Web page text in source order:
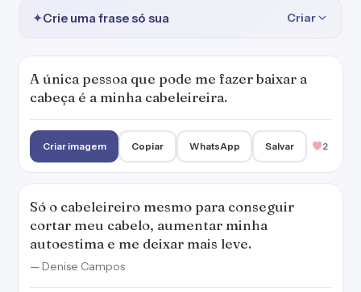
✦Crie uma frase só sua Criar
A única pessoa que pode me fazer baixar a
cabeça é a minha cabeleireira.
Criar imagem Copiar WhatsApp Salvar 2
Só o cabeleireiro mesmo para conseguir
cortar meu cabelo, aumentar minha
autoestima e me deixar mais leve.
— Denise Campos